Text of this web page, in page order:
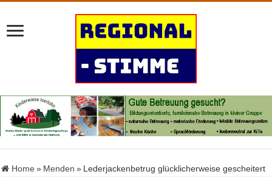
Home » Menden » Lederjackenbetrug glücklicherweise gescheitert